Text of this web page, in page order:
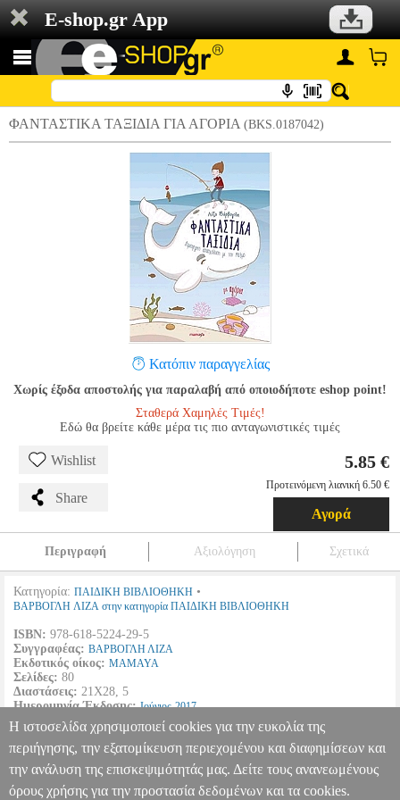
E-shop.gr App
ΦΑΝΤΑΣΤΙΚΑ ΤΑΞΙΔΙΑ ΓΙΑ ΑΓΟΡΙΑ (BKS.0187042)
Κατόπιν παραγγελίας
Χωρίς έξοδα αποστολής για παραλαβή από οποιοδήποτε eshop point!
Σταθερά Χαμηλές Τιμές!
Εδώ θα βρείτε κάθε μέρα τις πιο ανταγωνιστικές τιμές
Wishlist
Share
5.85 €
Προτεινόμενη λιανική 6.50 €
Αγορά
Περιγραφή Αξιολόγηση Σχετικά
Κατηγορία: ΠΑΙΔΙΚΗ ΒΙΒΛΙΟΘΗΚΗ •
ΒΑΡΒΟΓΛΗ ΛΙΖΑ στην κατηγορία ΠΑΙΔΙΚΗ ΒΙΒΛΙΟΘΗΚΗ
ISBN: 978-618-5224-29-5
Συγγραφέας: ΒΑΡΒΟΓΛΗ ΛΙΖΑ
Εκδοτικός οίκος: MAMAYA
Σελίδες: 80
Διαστάσεις: 21Χ28, 5
Ημερομηνία Έκδοσης: Ιούνιος 2017
Βιβλίο δραστηριοτήτων για αγόρια. Συντροφιά με τον Μάξιμο!
ΦΑΝΤΑΣΤΙΚΑ ΤΑΞΙΔΙΑ ΓΙΑ ΑΓΟΡΙΑ BKS.0187042
BKS.0187042 ΒΑΡΒΟΓΛΗ ΛΙΖΑ ΒΑΡΒΟΓΛΗ ΛΙΖΑ ΠΑΙΔΙΚΗ
Η ιστοσελίδα χρησιμοποιεί cookies για την ευκολία της
περιήγησης, την εξατομίκευση περιεχομένου και διαφημίσεων και
την ανάλυση της επισκεψιμότητάς μας. Δείτε τους ανανεωμένους
όρους χρήσης για την προστασία δεδομένων και τα cookies.